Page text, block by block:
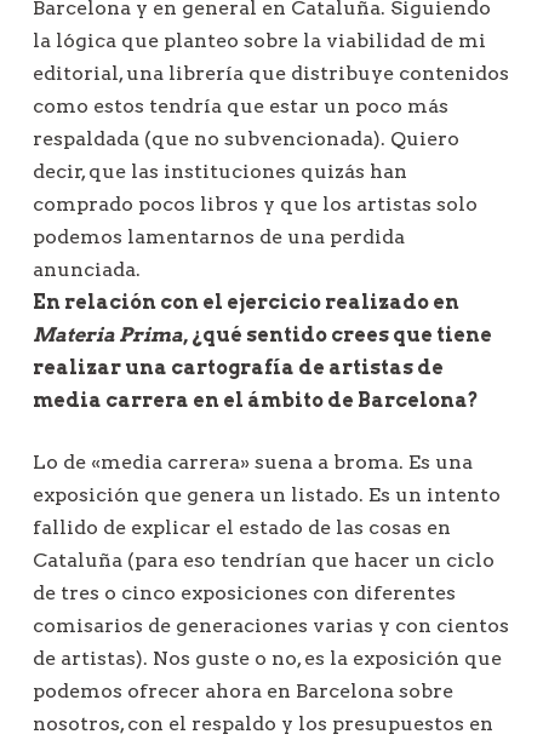
Barcelona y en general en Cataluña. Siguiendo
la lógica que planteo sobre la viabilidad de mi
editorial, una librería que distribuye contenidos
como estos tendría que estar un poco más
respaldada (que no subvencionada). Quiero
decir, que las instituciones quizás han
comprado pocos libros y que los artistas solo
podemos lamentarnos de una perdida
anunciada.
En relación con el ejercicio realizado en
Materia Prima, ¿qué sentido crees que tiene
realizar una cartografía de artistas de
media carrera en el ámbito de Barcelona?
Lo de «media carrera» suena a broma. Es una
exposición que genera un listado. Es un intento
fallido de explicar el estado de las cosas en
Cataluña (para eso tendrían que hacer un ciclo
de tres o cinco exposiciones con diferentes
comisarios de generaciones varias y con cientos
de artistas). Nos guste o no, es la exposición que
podemos ofrecer ahora en Barcelona sobre
nosotros, con el respaldo y los presupuestos en